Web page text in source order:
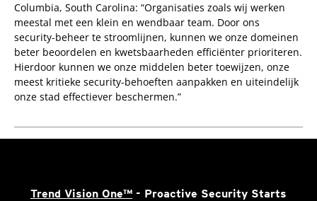
Columbia, South Carolina: “Organisaties zoals wij werken
meestal met een klein en wendbaar team. Door ons
security-beheer te stroomlijnen, kunnen we onze domeinen
beter beoordelen en kwetsbaarheden efficiënter prioriteren.
Hierdoor kunnen we onze middelen beter toewijzen, onze
meest kritieke security-behoeften aanpakken en uiteindelijk
onze stad effectiever beschermen.”
Trend Vision One™ - Proactive Security Starts